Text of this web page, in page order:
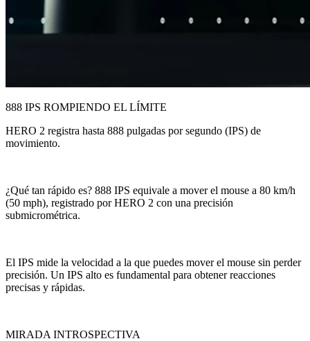
888 IPS ROMPIENDO EL LÍMITE
HERO 2 registra hasta 888 pulgadas por segundo (IPS) de
movimiento.
¿Qué tan rápido es? 888 IPS equivale a mover el mouse a 80 km/h
(50 mph), registrado por HERO 2 con una precisión
submicrométrica.
El IPS mide la velocidad a la que puedes mover el mouse sin perder
precisión. Un IPS alto es fundamental para obtener reacciones
precisas y rápidas.
MIRADA INTROSPECTIVA